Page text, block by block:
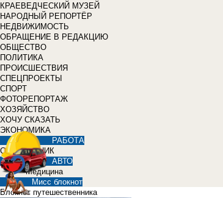
КРАЕВЕДЧЕСКИЙ МУЗЕЙ
НАРОДНЫЙ РЕПОРТЁР
НЕДВИЖИМОСТЬ
ОБРАЩЕНИЕ В РЕДАКЦИЮ
ОБЩЕСТВО
ПОЛИТИКА
ПРОИСШЕСТВИЯ
СПЕЦПРОЕКТЫ
СПОРТ
ФОТОРЕПОРТАЖ
ХОЗЯЙСТВО
ХОЧУ СКАЗАТЬ
ЭКОНОМИКА
РАБОТА
СПРАВОЧНИК
АВТО
Медицина
Мисс блокнот
Блокнот путешественника